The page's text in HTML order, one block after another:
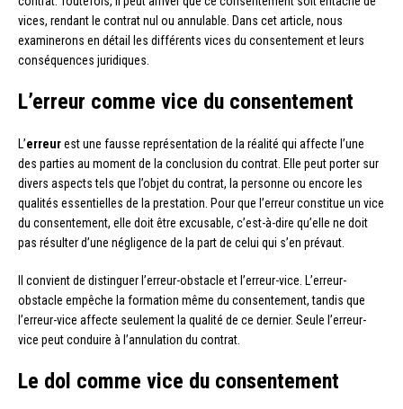
vices, rendant le contrat nul ou annulable. Dans cet article, nous
examinerons en détail les différents vices du consentement et leurs
conséquences juridiques.
L’erreur comme vice du consentement
L’erreurest une fausse représentation de la réalité qui affecte l’une
des parties au moment de la conclusion du contrat. Elle peut porter sur
divers aspects tels que l’objet du contrat, la personne ou encore les
qualités essentielles de la prestation. Pour que l’erreur constitue un vice
du consentement, elle doit être excusable, c’est-à-dire qu’elle ne doit
pas résulter d’une négligence de la part de celui qui s’en prévaut.
Il convient de distinguer l’erreur-obstacle et l’erreur-vice. L’erreur-
obstacle empêche la formation même du consentement, tandis que
l’erreur-vice affecte seulement la qualité de ce dernier. Seule l’erreur-
vice peut conduire à l’annulation du contrat.
Le dol comme vice du consentement